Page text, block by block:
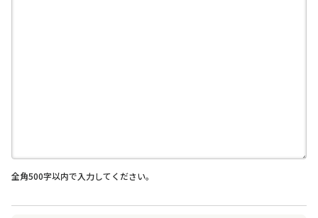
全角500字以内で入力してください。